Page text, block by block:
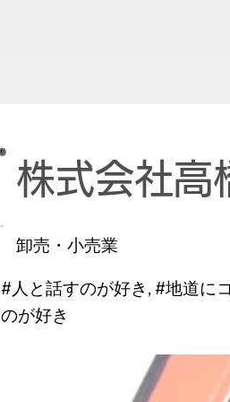
株式会社高
卸売・小売業
#人と話すのが好き, #地道に
のが好き